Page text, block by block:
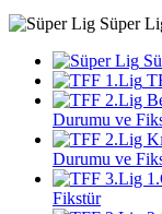
Süper
Durumu ve
Durumu ve
Fikstür